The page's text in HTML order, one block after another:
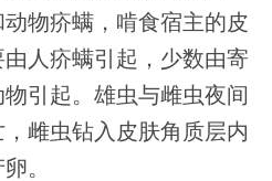
物疥螨，啃食宿主的皮
人疥螨引起，少数由寄
引起。雄虫与雌虫夜间
雌虫钻入皮肤角质层内
。